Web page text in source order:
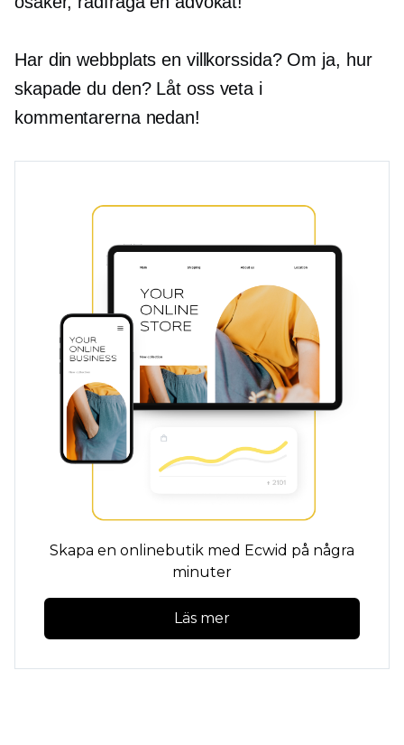
Har din webbplats en villkorssida? Om ja, hur
skapade du den? Låt oss veta i
kommentarerna nedan!
Skapa en onlinebutik med Ecwid på några
minuter
Läs mer